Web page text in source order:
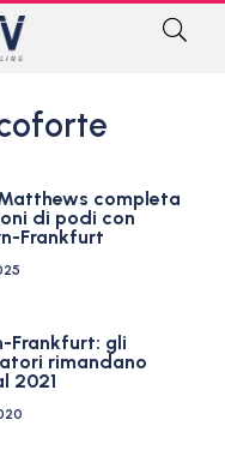
completa
di podi con
Frankfurt
Frankfurt: gli
rimandano
2021